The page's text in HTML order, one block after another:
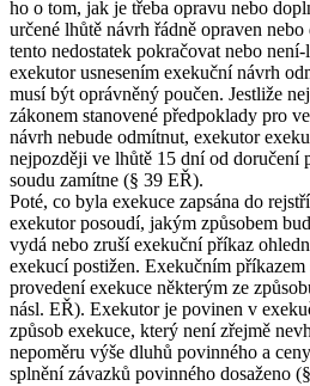
ho o tom, jak je třeba opravu nebo
určené lhůtě návrh řádně opraven
tento nedostatek pokračovat nebo
exekutor usnesením exekuční návrh
musí být oprávněný poučen. Jestliže
zákonem stanovené předpoklady pro
návrh nebude odmítnut, exekutor
nejpozději ve lhůtě 15 dní od doručení
soudu zamítne (§ 39 EŘ).
Poté, co byla exekuce zapsána do
exekutor posoudí, jakým způsobem
vydá nebo zruší exekuční příkaz
exekucí postižen. Exekučním
provedení exekuce některým ze
násl. EŘ). Exekutor je povinen v
způsob exekuce, který není zřejmě
nepoměru výše dluhů povinného a
splnění závazků povinného dosaženo